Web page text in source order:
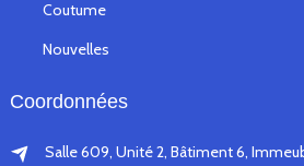
Coutume
Nouvelles
Coordonnées
Salle 609, Unité 2, Bâtiment 6,